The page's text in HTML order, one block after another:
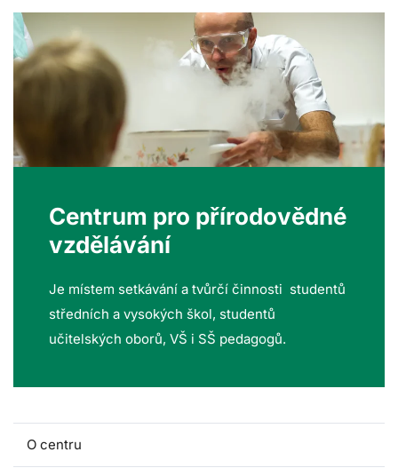
Centrum pro přírodovědné
vzdělávání
Je místem setkávání a tvůrčí činnosti studentů
středních a vysokých škol, studentů
učitelských oborů, VŠ i SŠ pedagogů.
O centru